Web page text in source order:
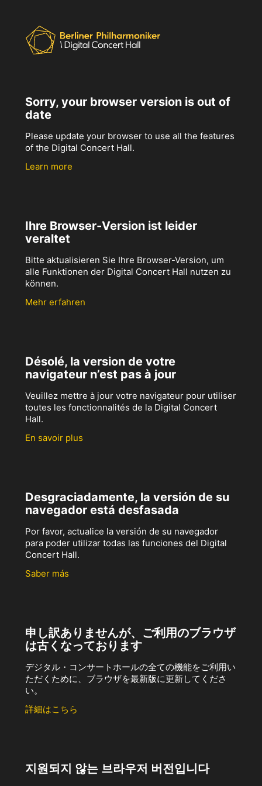
Sorry, your browser version is out of
date
Please update your browser to use all the features
of the Digital Concert Hall.
Learn more
Ihre Browser-Version ist leider
veraltet
Bitte aktualisieren Sie Ihre Browser-Version, um
alle Funktionen der Digital Concert Hall nutzen zu
können.
Mehr erfahren
Désolé, la version de votre
navigateur n’est pas à jour
Veuillez mettre à jour votre navigateur pour utiliser
toutes les fonctionnalités de la Digital Concert
Hall.
En savoir plus
Desgraciadamente, la versión de su
navegador está desfasada
Por favor, actualice la versión de su navegador
para poder utilizar todas las funciones del Digital
Concert Hall.
Saber más
申し訳ありませんが、ご利用のブラウザ
は古くなっております
デジタル・コンサートホールの全ての機能をご利用い
ただくために、ブラウザを最新版に更新してくださ
い。
詳細はこちら
지원되지 않는 브라우저 버전입니다